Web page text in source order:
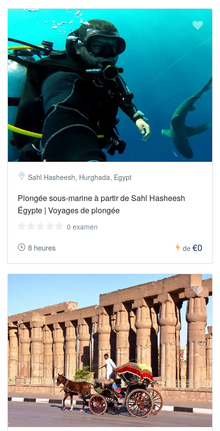
Sahl Hasheesh, Hurghada, Egypt
Plongée sous-marine à partir de Sahl Hasheesh
Égypte | Voyages de plongée
0 examen
8 heures de €0